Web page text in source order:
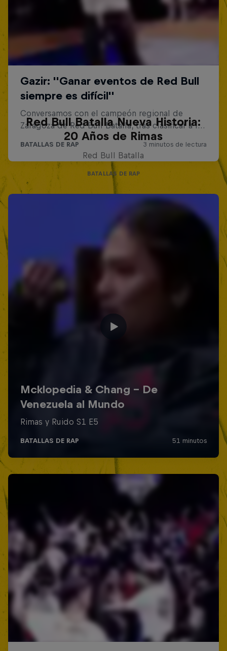
Red Bull Batalla Nueva Historia:
20 Años de Rimas
Red Bull Batalla
BATALLAS DE RAP